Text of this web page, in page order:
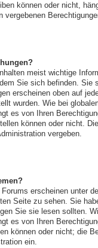
können oder nicht,
vergebenen
meist wichtige
Sie sich befinden. Sie
erscheinen oben auf
wurden. Wie bei
es von Ihren
können oder nicht.
vergeben.
erscheinen unter
Seite zu sehen. Sie
Sie sie lesen sollten.
es von Ihren
können oder nicht; die
ein.